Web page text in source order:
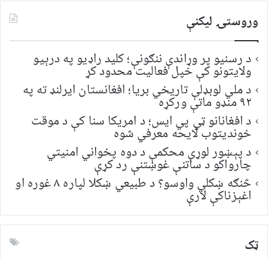
وروستۍ ليکنې
د رسنیو پر وړاندې ننګونې؛ کلید راډیو په درېیو
ولایتونو کې خپل فعالیت محدود کړ
د ملي لوبډلې تاریخي بریا؛ افغانستان ایرلنډ ته په
۹۲ منډو ماتې ورکړه
د افغانانو ټي پي ایس؛ د امریکا سنا کې د موقت
خونديتوب لایحه معرفي شوه
د پېښور لوړې محکمې د دوه پخواني امنیتي
چارواکو د ساتنې غوښتنې رد کړې
څنګه ښکلي واوسو؟ د طبیعي ښکلا لپاره ۸ غوره او
اغېزناکې لارې
ټک